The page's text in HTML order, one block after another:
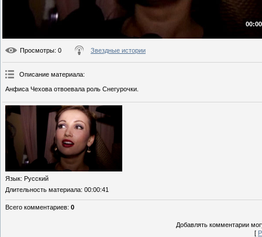
Просмотры: 0 Звездные истории
Описание материала:
Анфиса Чехова отвоевала роль Снегурочки.
Язык: Русский
Длительность материала: 00:00:41
Всего комментариев: 0
Добавлять комментарии
[